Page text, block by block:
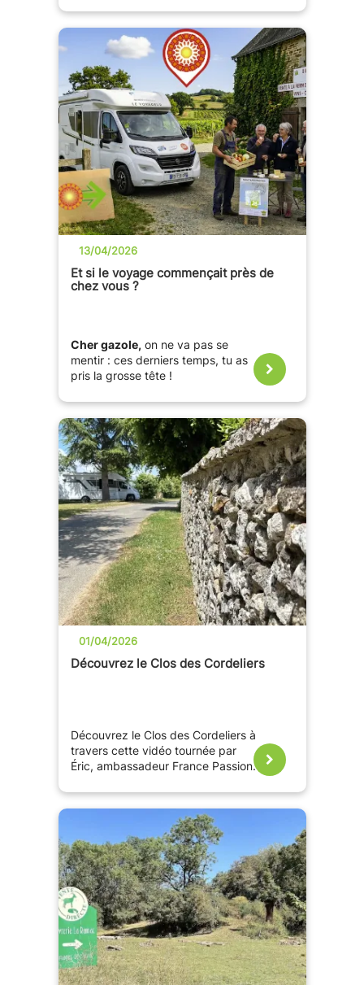
13/04/2026
Et si le voyage commençait près de
chez vous ?
Cher gazole, on ne va pas se
mentir : ces derniers temps, tu as
pris la grosse tête !
01/04/2026
Découvrez le Clos des Cordeliers
Découvrez le Clos des Cordeliers à
travers cette vidéo tournée par
Éric, ambassadeur France Passion.
Champigny, ce domaine familial
perpétue depuis plus de 300 ans
un savoir-faire viticole passionné.